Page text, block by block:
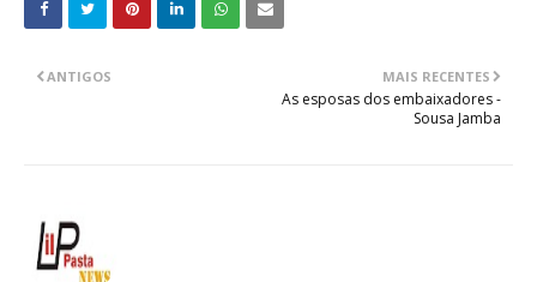
MAIS RECENTES
As esposas dos embaixadores -
Sousa Jamba
ANTIGOS